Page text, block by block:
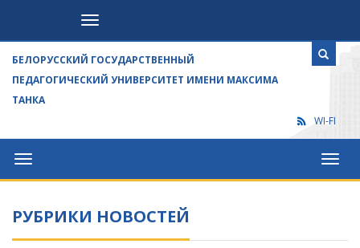
Посетителям
БЕЛОРУССКИЙ ГОСУДАРСТВЕННЫЙ
ПЕДАГОГИЧЕСКИЙ УНИВЕРСИТЕТ ИМЕНИ МАКСИМА
ТАНКА
WI-FI
Университет
РУБРИКИ НОВОСТЕЙ